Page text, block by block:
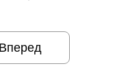
Вперед